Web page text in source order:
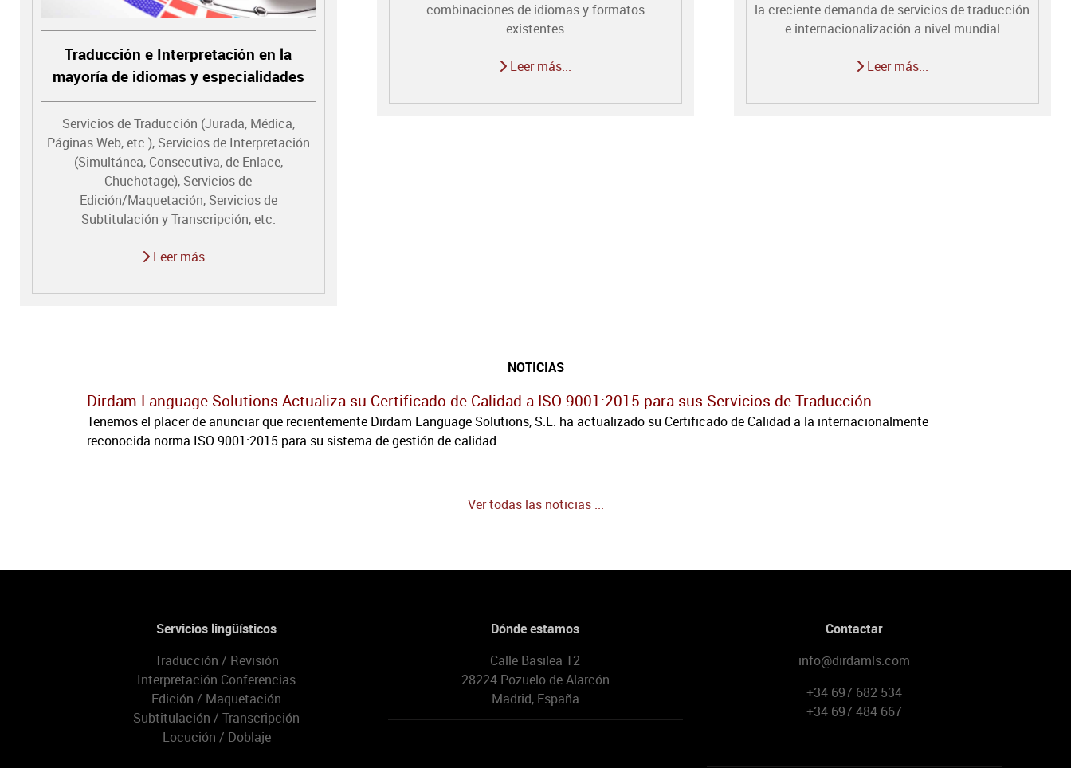
Traducción e Interpretación en la
mayoría de idiomas y especialidades
Servicios de Traducción (Jurada, Médica,
Páginas Web, etc.), Servicios de Interpretación
(Simultánea, Consecutiva, de Enlace,
Chuchotage), Servicios de
Edición/Maquetación, Servicios de
Subtitulación y Transcripción, etc.
Leer más...
combinaciones de idiomas y formatos
existentes
Leer más...
la creciente demanda de servicios de traducción
e internacionalización a nivel mundial
Leer más...
NOTICIAS
Dirdam Language Solutions Actualiza su Certificado de Calidad a ISO 9001:2015 para sus Servicios de Traducción
Tenemos el placer de anunciar que recientemente Dirdam Language Solutions, S.L. ha actualizado su Certificado de Calidad a la internacionalmente
reconocida norma ISO 9001:2015 para su sistema de gestión de calidad.
Ver todas las noticias ...
Servicios lingüísticos
Traducción / Revisión
Interpretación Conferencias
Edición / Maquetación
Subtitulación / Transcripción
Locución / Doblaje
Dónde estamos
Calle Basilea 12
28224 Pozuelo de Alarcón
Madrid, España
Contactar
info@dirdamls.com
+34 697 682 534
+34 697 484 667